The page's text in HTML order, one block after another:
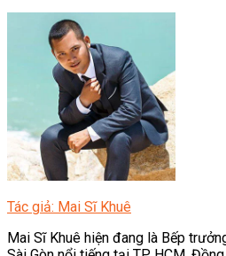
Tác giả: Mai Sĩ Khuê
Mai Sĩ Khuê hiện đang là Bếp